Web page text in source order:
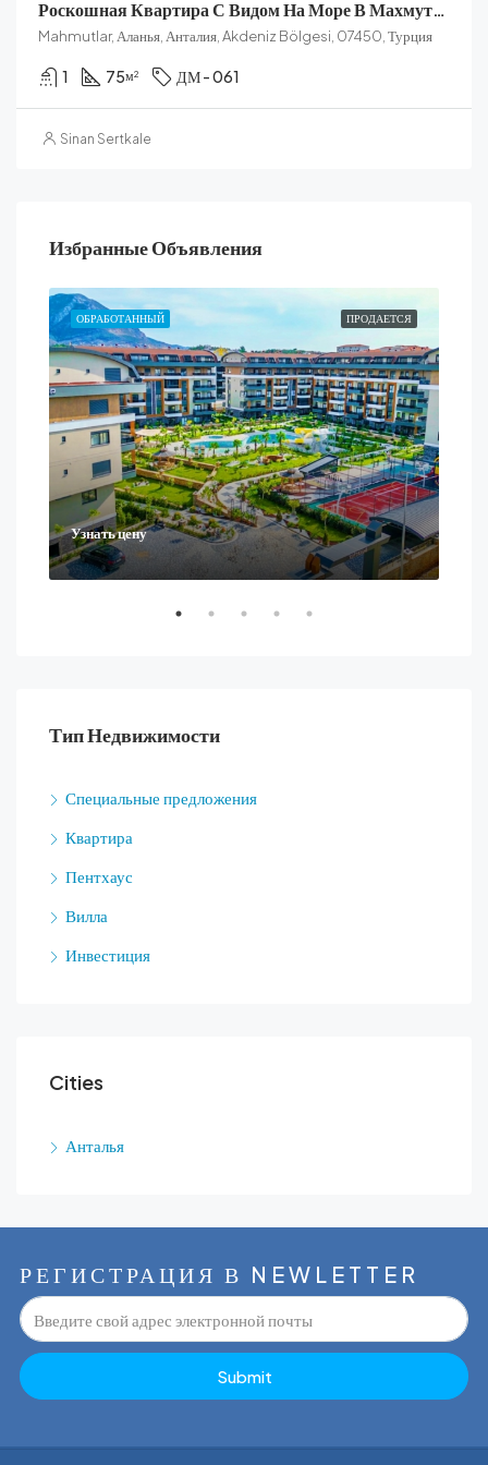
Роскошная Квартира С Видом На Море В Махмутларе
Mahmutlar, Аланья, Анталия, Akdeniz Bölgesi, 07450, Турция
1 75м² ДМ - 061
Sinan Sertkale
Избранные Объявления
ПРОДАЕТСЯ
ОБРАБОТАННЫЙ
Узнать цену
Тип Недвижимости
Специальные предложения
Квартира
Пентхаус
Вилла
Инвестиция
Cities
Анталья
РЕГИСТРАЦИЯ В NEWLETTER
Submit